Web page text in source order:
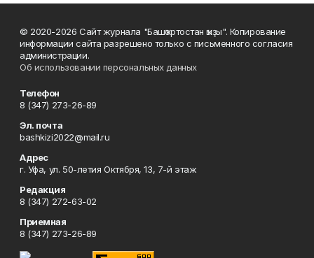
© 2020-2026 Сайт журнала "Башҡортостан ҡыҙы". Копирование
информации сайта разрешено только с письменного согласия
администрации.
Об использовании персональных данных
Телефон
8 (347) 273-26-89
Эл. почта
bashkizi2022@mail.ru
Адрес
г. Уфа, ул. 50-летия Октября, 13, 7-й этаж
Редакция
8 (347) 272-63-02
Приемная
8 (347) 273-26-89